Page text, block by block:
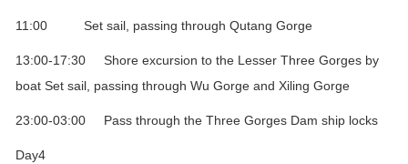
11:00 Set sail, passing through Qutang Gorge
13:00-17:30 Shore excursion to the Lesser Three Gorges by
boat Set sail, passing through Wu Gorge and Xiling Gorge
23:00-03:00 Pass through the Three Gorges Dam ship locks
Day4